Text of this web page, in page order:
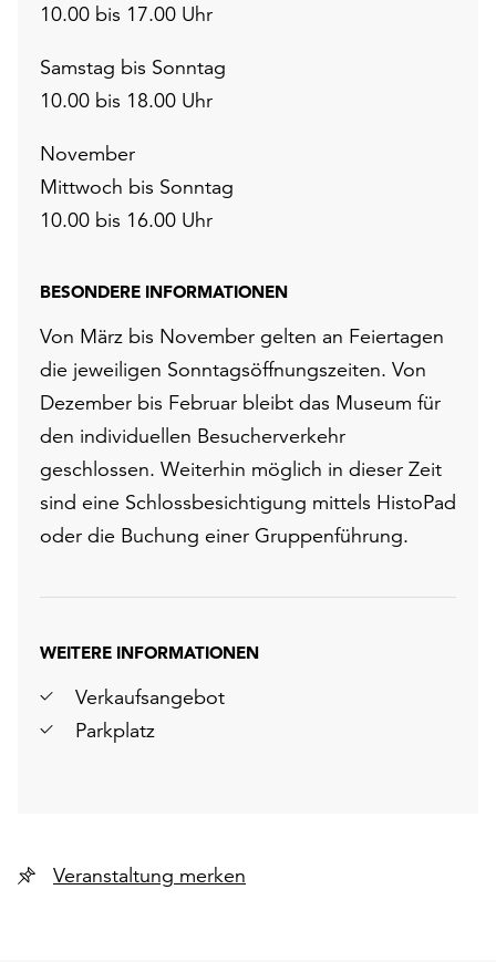
10.00 bis 17.00 Uhr
Samstag bis Sonntag
10.00 bis 18.00 Uhr
November
Mittwoch bis Sonntag
10.00 bis 16.00 Uhr
BESONDERE INFORMATIONEN
Von März bis November gelten an Feiertagen
die jeweiligen Sonntagsöffnungszeiten. Von
Dezember bis Februar bleibt das Museum für
den individuellen Besucherverkehr
geschlossen. Weiterhin möglich in dieser Zeit
sind eine Schlossbesichtigung mittels HistoPad
oder die Buchung einer Gruppenführung.
WEITERE INFORMATIONEN
Verkaufsangebot
Parkplatz
Veranstaltung merken